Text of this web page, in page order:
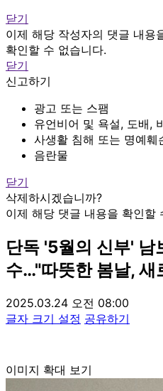
닫기
이제 해당 작성자의 댓글 내용
확인할 수 없습니다.
닫기
신고하기
광고 또는 스팸
유언비어 및 욕설, 도배,
사생활 침해 또는 명예훼
음란물
닫기
삭제하시겠습니까?
이제 해당 댓글 내용을 확인할
단독 '5월의 신부' 남
수…"따뜻한 봄날, 새
2025.03.24 오전 08:00
글자 크기 설정 공유하기
이미지 확대 보기